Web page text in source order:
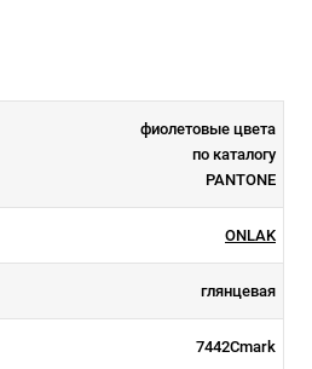
фиолетовые цвета
по каталогу
PANTONE
ONLAK
глянцевая
7442Cmark